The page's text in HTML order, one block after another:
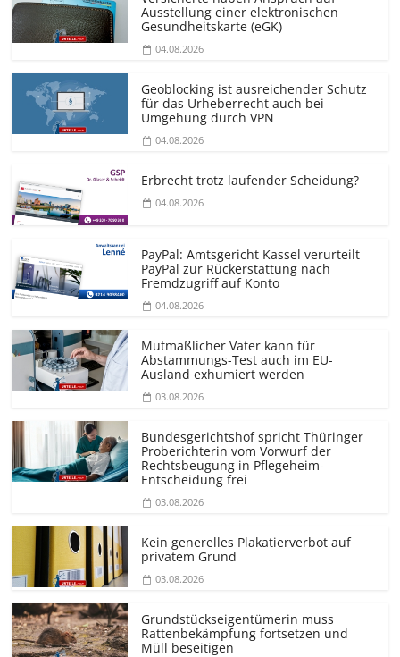
Ausstellung einer elektronischen
Gesundheitskarte (eGK)
04.08.2026
Geoblocking ist ausreichender Schutz
für das Urheberrecht auch bei
Umgehung durch VPN
04.08.2026
Erbrecht trotz laufender Scheidung?
04.08.2026
PayPal: Amtsgericht Kassel verurteilt
PayPal zur Rückerstattung nach
Fremdzugriff auf Konto
04.08.2026
Mutmaßlicher Vater kann für
Abstammungs-Test auch im EU-
Ausland exhumiert werden
03.08.2026
Bundesgerichtshof spricht Thüringer
Proberichterin vom Vorwurf der
Rechtsbeugung in Pflegeheim-
Entscheidung frei
03.08.2026
Kein generelles Plakatierverbot auf
privatem Grund
03.08.2026
Grundstücks­eigentümerin muss
Rattenbekämpfung fortsetzen und
Müll beseitigen